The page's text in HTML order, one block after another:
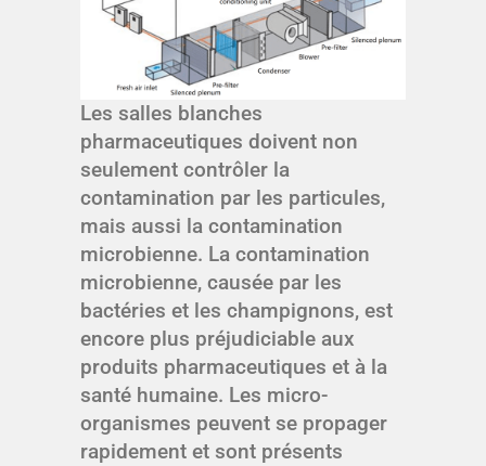
Les salles blanches
pharmaceutiques doivent non
seulement contrôler la
contamination par les particules,
mais aussi la contamination
microbienne. La contamination
microbienne, causée par les
bactéries et les champignons, est
encore plus préjudiciable aux
produits pharmaceutiques et à la
santé humaine. Les micro-
organismes peuvent se propager
rapidement et sont présents